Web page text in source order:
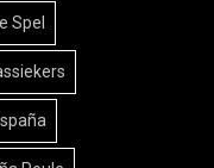
Spel